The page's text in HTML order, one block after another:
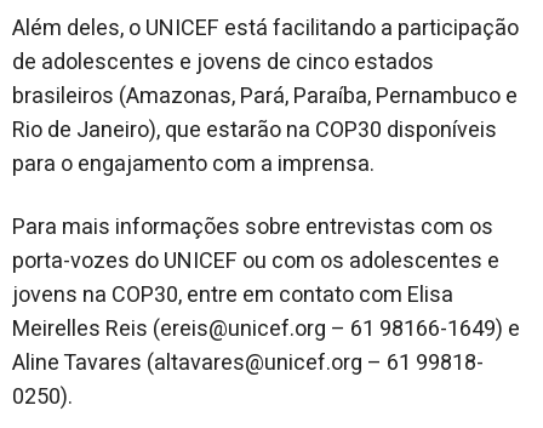
Além deles, o UNICEF está facilitando a participação
de adolescentes e jovens de cinco estados
brasileiros (Amazonas, Pará, Paraíba, Pernambuco e
Rio de Janeiro), que estarão na COP30 disponíveis
para o engajamento com a imprensa.
Para mais informações sobre entrevistas com os
porta-vozes do UNICEF ou com os adolescentes e
jovens na COP30, entre em contato com Elisa
Meirelles Reis (ereis@unicef.org – 61 98166-1649) e
Aline Tavares (altavares@unicef.org – 61 99818-
0250).